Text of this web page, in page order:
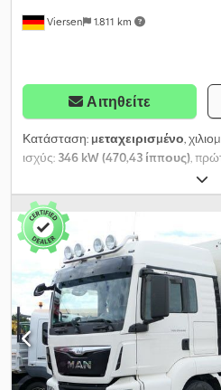
Viersen 1.811 km
Αιτηθείτε
Κατάσταση: μεταχειρισμένο,
ισχύς: 346 kW (470,43 ίππους),
, συνολικό
αξόνων:2 άξονες, επόμενος
φρένα:επιβραδυντής
αυτόματο
, κατηγορία εκπομπών:
Εξοπλισμός:ABS, ηλεκτρονικό
κλιματισμός, σύστημα
πλοήγησης, φίλτρο αιθάλης
,
MAN 18.470 TGX LX Υδραυλικό
ανατρεπόμενη καρότσα!!!! Έτος
Intarder * Έλεγχος ασφαλείας (HU)
ταχογράφου (SP) έως 01/2027 *
χωρίς φορτίο: 7.049 Kg *